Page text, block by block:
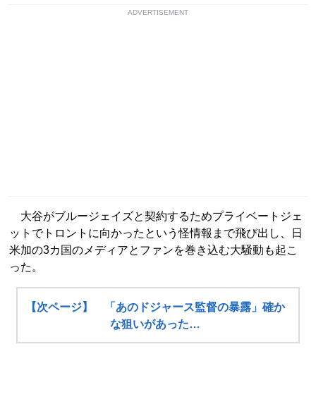
ADVERTISEMENT
大谷がブルージェイズと契約するためプライベートジェ
ットでトロントに向かったという怪情報まで飛び出し、日
米加の3カ国のメディアとファンを巻き込む大騒動も起こ
った。
【次ページ】 「あのドジャース監督の暴露」確か
な狙いがあった…